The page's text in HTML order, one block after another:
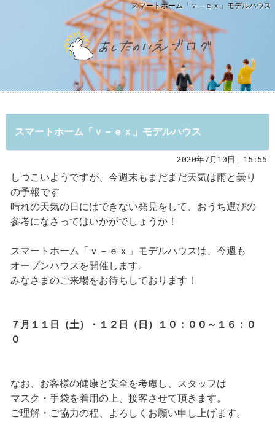
スマートホーム「ｖ－ｅｘ」モデルハウス
スマートホーム「ｖ－ｅｘ」モデルハウス
2020年7月10日｜15:56
しつこいようですが、今週末もまだまだ天気は雨と曇り
の予報です
晴れの天気の日にはできない発見をして、おうち選びの
参考になさってはいかがでしょうか！
スマートホーム「ｖ－ｅｘ」モデルハウスは、今週も
オープンハウスを開催します。
みなさまのご来場をお待ちしております！
７月１１日（土）・１２日（日）１０：００～１６：０
０
なお、お客様の健康と安全を考慮し、スタッフは
マスク・手袋を着用の上、接客させて頂きます。
ご理解・ご協力の程、よろしくお願い申し上げます。